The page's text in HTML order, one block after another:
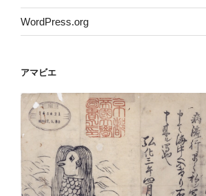
WordPress.org
アマビエ